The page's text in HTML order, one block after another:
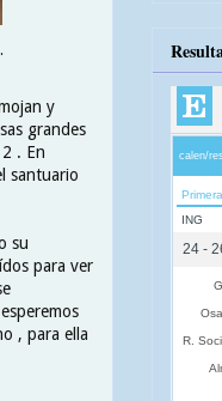
y
grandes
. En
santuario
su
para ver
, para ella